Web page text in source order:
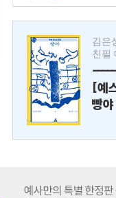
김은
친필
[예
빵